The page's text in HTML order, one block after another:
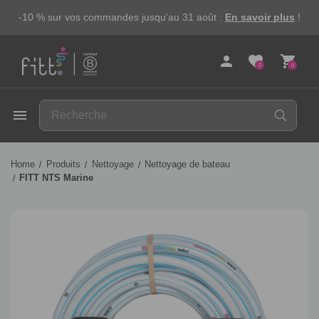
-10 % sur vos commandes jusqu'au 31 août : En savoir plus !
person 0
favorite 0
shopping_cart
menu
Home Produits Nettoyage
Nettoyage de bateau
FITT NTS Marine